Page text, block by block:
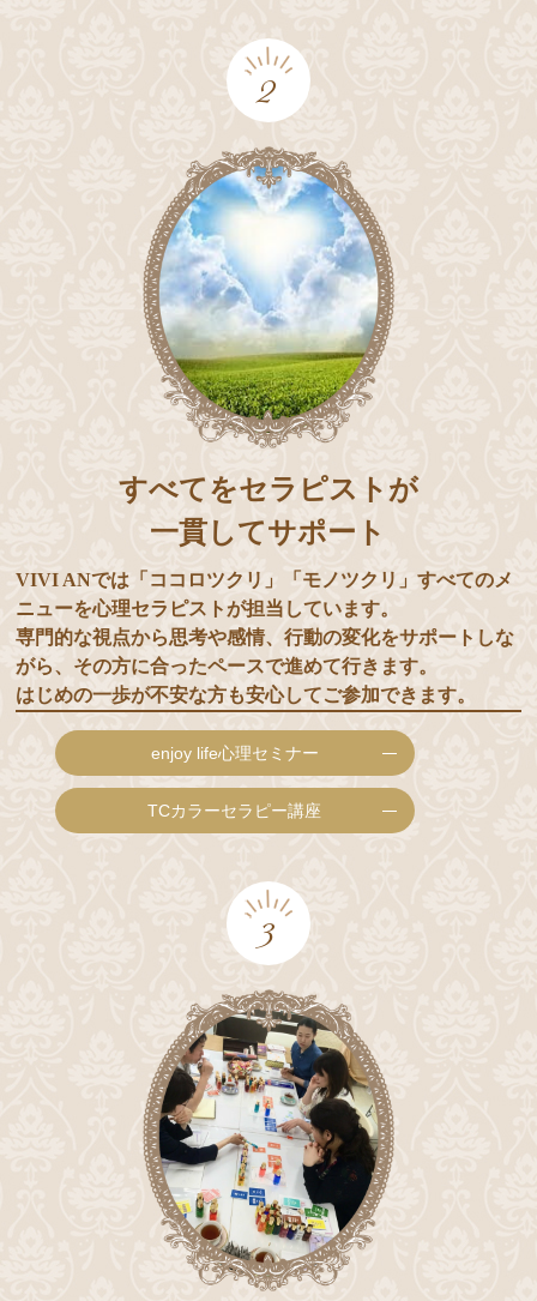
2
すべてをセラピストが
一貫してサポート
VIVI ANでは「ココロツクリ」「モノツクリ」すべてのメ
ニューを心理セラピストが担当しています。
専門的な視点から思考や感情、行動の変化をサポートしな
がら、その方に合ったペースで進めて行きます。
はじめの一歩が不安な方も安心してご参加できます。
enjoy life心理セミナー
TCカラーセラピー講座
3